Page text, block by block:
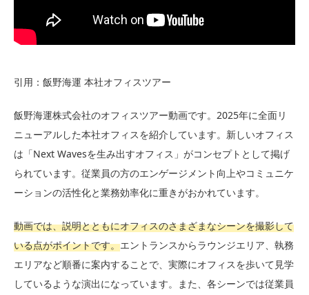
引用：飯野海運 本社オフィスツアー
飯野海運株式会社のオフィスツアー動画です。2025年に全面リ
ニューアルした本社オフィスを紹介しています。新しいオフィス
は「Next Wavesを生み出すオフィス」がコンセプトとして掲げ
られています。従業員の方のエンゲージメント向上やコミュニケ
ーションの活性化と業務効率化に重きがおかれています。
動画では、説明とともにオフィスのさまざまなシーンを撮影して
いる点がポイントです。エントランスからラウンジエリア、執務
エリアなど順番に案内することで、実際にオフィスを歩いて見学
しているような演出になっています。また、各シーンでは従業員